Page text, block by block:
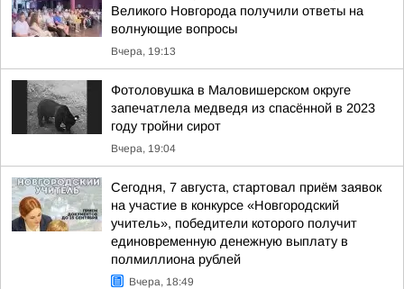
Великого Новгорода получили ответы на
волнующие вопросы
Вчера, 19:13
Фотоловушка в Маловишерском округе
запечатлела медведя из спасённой в 2023
году тройни сирот
Вчера, 19:04
Сегодня, 7 августа, стартовал приём заявок
на участие в конкурсе «Новгородский
учитель», победители которого получит
единовременную денежную выплату в
полмиллиона рублей
Вчера, 18:49